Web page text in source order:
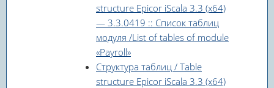
structure Epicor iScala 3.3 (x64)
— 3.3.0419 :: Список таблиц
модуля /List of tables of module
«Payroll»
Структура таблиц / Table
structure Epicor iScala 3.3 (x64)